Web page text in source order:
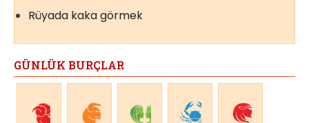
Rüyada kaka görmek
GÜNLÜK BURÇLAR